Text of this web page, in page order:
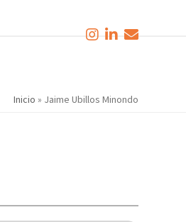
Inicio » Jaime Ubillos Minondo